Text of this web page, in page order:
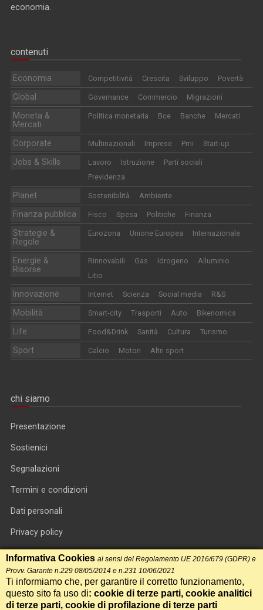
economia.
contenuti
Economia Competitività Crescita Sviluppo Povertà
Global Governance Commercio Migrazioni
Moneta &
Mercati
Politica monetaria Bce Banche Mercati
Corporate Multinazionali Imprese Pmi Start-up
Jobs & Skills Lavoro Istruzione
Parti sociali
Previdenza
Planet Sostenibilità Ambiente
Finanza pubblica Fisco Spesa Politiche Finanza
Strategie &
Regole
Eurozona Unione Europea Internazionale
Energie &
Risorse
Rinnovabili Gas Idrogeno
Alluminio
Litio
Innovazione Internet Scienza Social media R&S
Mobilità Smart-city Trasporti Auto Bikenomics
Life Food&Drink Sanità Cultura Turismo
Sport Calcio Motori Altri sport
chi siamo
Presentazione
Sostienici
Segnalazioni
Termini e condizioni
Dati personali
Privacy policy
Informativa cookie
RSS feed
RSS Top News
Informativa Cookies ai sensi del Regolamento UE 2016/679 (GDPR) e
Provv. Garante n.229 08/05/2014 e n.231 10/06/2021
Ti informiamo che, per garantire il corretto funzionamento,
questo sito fa uso di: cookie di terze parti, cookie analitici
di terze parti, cookie di profilazione di terze parti